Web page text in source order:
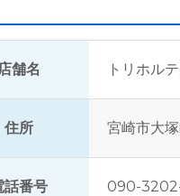
舗名 トリホル
住所 宮崎市大
話番号 090-